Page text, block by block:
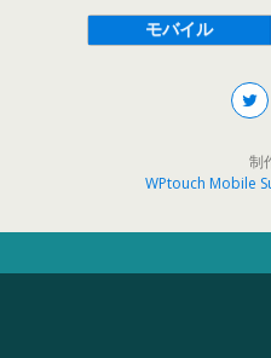
モバイル
制
WPtouch Mobile